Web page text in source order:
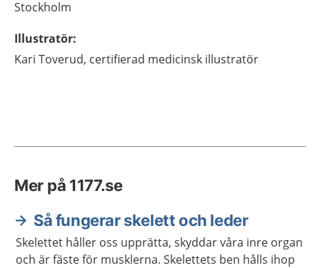
Stockholm
Illustratör:
Kari Toverud, certifierad medicinsk illustratör
Mer på 1177.se
Så fungerar skelett och leder
Skelettet håller oss upprätta, skyddar våra inre organ
och är fäste för musklerna. Skelettets ben hålls ihop